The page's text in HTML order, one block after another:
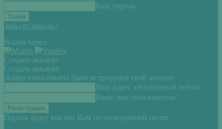
Ваш пароль
Забыли пароль?
Войти через:
Создать аккаунт
Создать аккаунт
Добро пожаловать! Зарегистрируйте свой аккаунт
Ваш адрес электронной почты
Ваше имя пользователя
Пароль будет выслан Вам по электронной почте.